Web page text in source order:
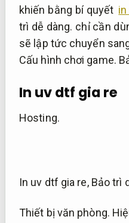
khiến bằng bí quyết
trì dễ dàng. chỉ cần
sẽ lập tức chuyển
Cấu hình chơi game.
In uv dtf gia re
Hosting.
In uv dtf gia re, Bảo trì
Thiết bị văn phòng.